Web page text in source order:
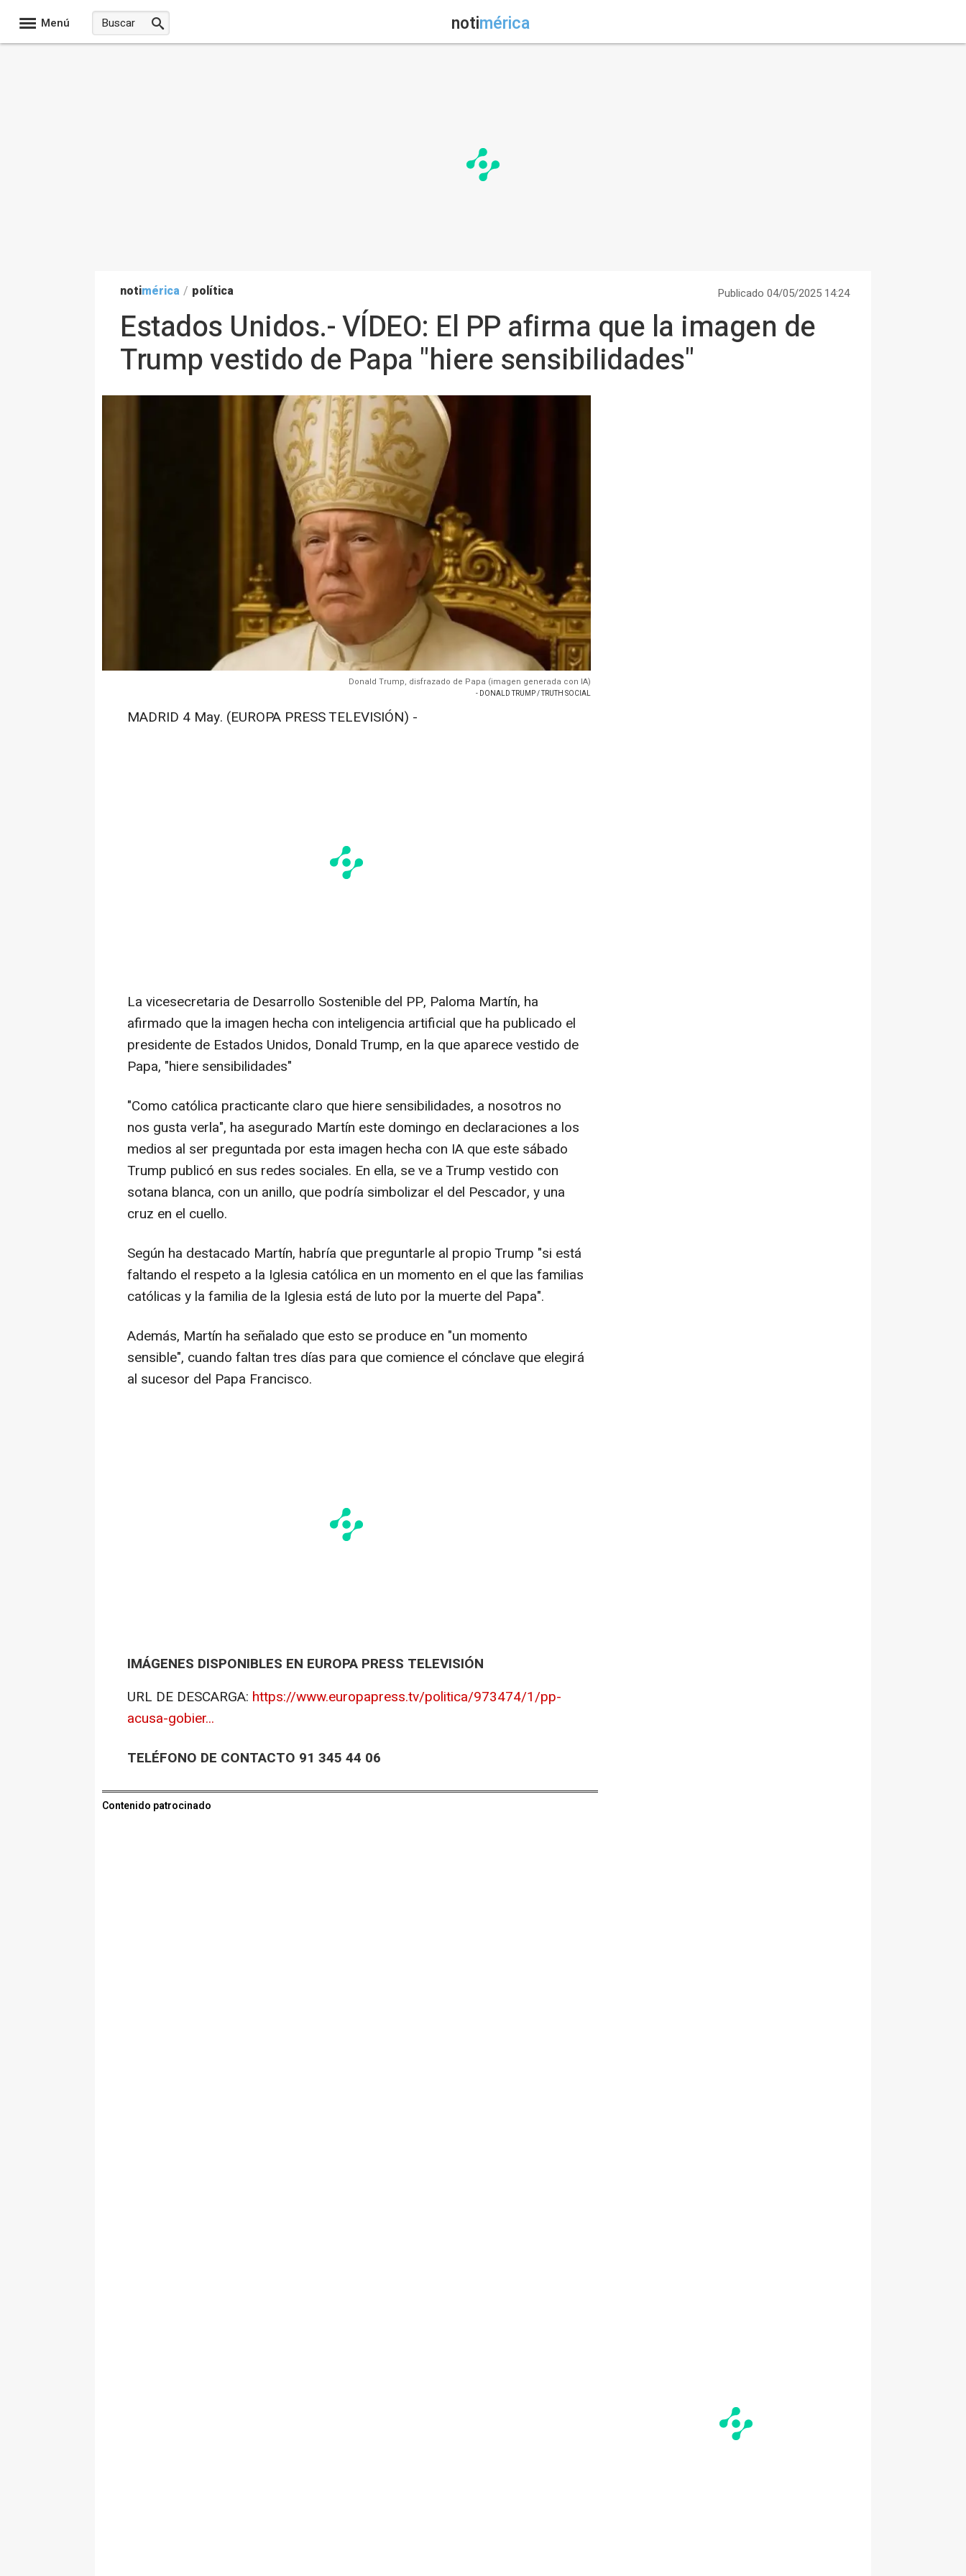
Menú notimérica
notimérica / política Publicado 04/05/2025 14:24
Estados Unidos.- VÍDEO: El PP afirma que la imagen de
Trump vestido de Papa "hiere sensibilidades"
Donald Trump, disfrazado de Papa (imagen generada con IA)
- DONALD TRUMP / TRUTH SOCIAL
MADRID 4 May. (EUROPA PRESS TELEVISIÓN) -
La vicesecretaria de Desarrollo Sostenible del PP, Paloma Martín, ha
afirmado que la imagen hecha con inteligencia artificial que ha publicado el
presidente de Estados Unidos, Donald Trump, en la que aparece vestido de
Papa, "hiere sensibilidades"
"Como católica practicante claro que hiere sensibilidades, a nosotros no
nos gusta verla", ha asegurado Martín este domingo en declaraciones a los
medios al ser preguntada por esta imagen hecha con IA que este sábado
Trump publicó en sus redes sociales. En ella, se ve a Trump vestido con
sotana blanca, con un anillo, que podría simbolizar el del Pescador, y una
cruz en el cuello.
Según ha destacado Martín, habría que preguntarle al propio Trump "si está
faltando el respeto a la Iglesia católica en un momento en el que las familias
católicas y la familia de la Iglesia está de luto por la muerte del Papa".
Además, Martín ha señalado que esto se produce en "un momento
sensible", cuando faltan tres días para que comience el cónclave que elegirá
al sucesor del Papa Francisco.
IMÁGENES DISPONIBLES EN EUROPA PRESS TELEVISIÓN
URL DE DESCARGA: https://www.europapress.tv/politica/973474/1/pp-
acusa-gobier...
TELÉFONO DE CONTACTO 91 345 44 06
Contenido patrocinado